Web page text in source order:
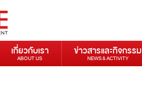
เกี่ยวกับเรา
ABOUT US
ข่าวสารและกิจกรรม
NEWS & ACTIVITY